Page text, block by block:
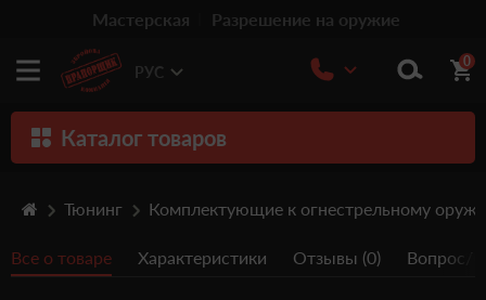
Мастерская Разрешение на оружие
РУС
0
Каталог товаров
Травматическое оружие
Тюнинг Комплектующие к огнестрельному
Все о товаре Характеристики Отзывы (0) Вопрос/